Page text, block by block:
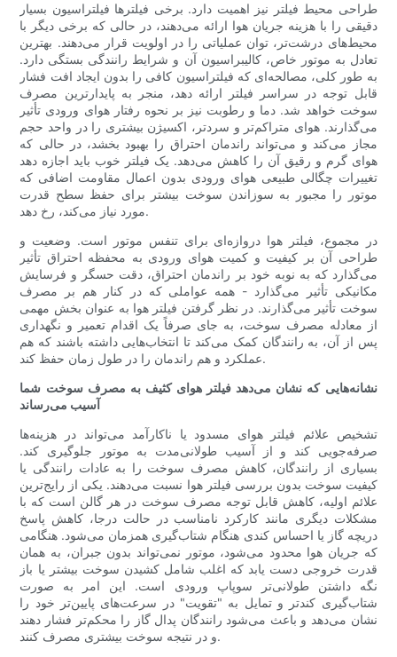
طراحی محیط فیلتر نیز اهمیت دارد. برخی فیلترها فیلتراسیون بسیار
دقیقی را با هزینه جریان هوا ارائه می‌دهند، در حالی که برخی دیگر با
محیط‌های درشت‌تر، توان عملیاتی را در اولویت قرار می‌دهند. بهترین
تعادل به موتور خاص، کالیبراسیون آن و شرایط رانندگی بستگی دارد.
به طور کلی، مصالحه‌ای که فیلتراسیون کافی را بدون ایجاد افت فشار
قابل توجه در سراسر فیلتر ارائه دهد، منجر به پایدارترین مصرف
سوخت خواهد شد. دما و رطوبت نیز بر نحوه رفتار هوای ورودی تأثیر
می‌گذارند. هوای متراکم‌تر و سردتر، اکسیژن بیشتری را در واحد حجم
مجاز می‌کند و می‌تواند راندمان احتراق را بهبود بخشد، در حالی که
هوای گرم و رقیق آن را کاهش می‌دهد. یک فیلتر خوب باید اجازه دهد
تغییرات چگالی طبیعی هوای ورودی بدون اعمال مقاومت اضافی که
موتور را مجبور به سوزاندن سوخت بیشتر برای حفظ سطح قدرت
مورد نیاز می‌کند، رخ دهد.
در مجموع، فیلتر هوا دروازه‌ای برای تنفس موتور است. وضعیت و
طراحی آن بر کیفیت و کمیت هوای ورودی به محفظه احتراق تأثیر
می‌گذارد که به نوبه خود بر راندمان احتراق، دقت حسگر و فرسایش
مکانیکی تأثیر می‌گذارد - همه عواملی که در کنار هم بر مصرف
سوخت تأثیر می‌گذارند. در نظر گرفتن فیلتر هوا به عنوان بخش مهمی
از معادله مصرف سوخت، به جای صرفاً یک اقدام تعمیر و نگهداری
پس از آن، به رانندگان کمک می‌کند تا انتخاب‌هایی داشته باشند که هم
عملکرد و هم راندمان را در طول زمان حفظ کند.
نشانه‌هایی که نشان می‌دهد فیلتر هوای کثیف به مصرف سوخت شما
آسیب می‌رساند
تشخیص علائم فیلتر هوای مسدود یا ناکارآمد می‌تواند در هزینه‌ها
صرفه‌جویی کند و از آسیب طولانی‌مدت به موتور جلوگیری کند.
بسیاری از رانندگان، کاهش مصرف سوخت را به عادات رانندگی یا
کیفیت سوخت بدون بررسی فیلتر هوا نسبت می‌دهند. یکی از رایج‌ترین
علائم اولیه، کاهش قابل توجه مصرف سوخت در هر گالن است که با
مشکلات دیگری مانند کارکرد نامناسب در حالت درجا، کاهش پاسخ
دریچه گاز یا احساس کندی هنگام شتاب‌گیری همزمان می‌شود. هنگامی
که جریان هوا محدود می‌شود، موتور نمی‌تواند بدون جبران، به همان
قدرت خروجی دست یابد که اغلب شامل کشیدن سوخت بیشتر یا باز
نگه داشتن طولانی‌تر سوپاپ ورودی است. این امر به صورت
شتاب‌گیری کندتر و تمایل به "تقویت" در سرعت‌های پایین‌تر خود را
نشان می‌دهد و باعث می‌شود رانندگان پدال گاز را محکم‌تر فشار دهند
و در نتیجه سوخت بیشتری مصرف کنند.